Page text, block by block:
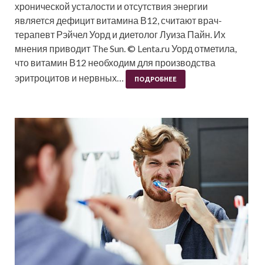
хронической усталости и отсутствия энергии
является дефицит витамина В12, считают врач-
терапевт Рэйчел Уорд и диетолог Луиза Пайн. Их
мнения приводит The Sun. © Lenta.ru Уорд отметила,
что витамин В12 необходим для производства
эритроцитов и нервных…
ПОДРОБНЕЕ